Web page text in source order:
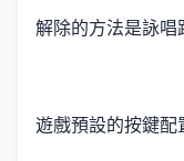
解除的方法是詠
遊戲預設的按鍵